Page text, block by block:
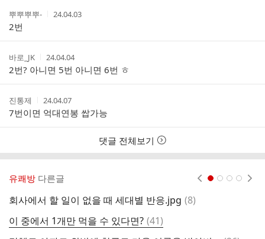
작
성
자
뿌뿌뿌뿌-
작
간
24.04.03
2번
작
성
자
바로_JK
작
성
시
간
24.04.04
2번? 아니면 5번 아니면 6번 ㅎ
작
성
자
진통제
작
성
시
간
24.04.07
7번이면 억대연봉 쌉가능
댓글 전체보기
유쾌방 다른글
회사에서 할 일이 없을 때 세대별 반응.jpg 댓
(8)
이 중에서 1개만 먹을 수 있다면? 댓
글
(41)